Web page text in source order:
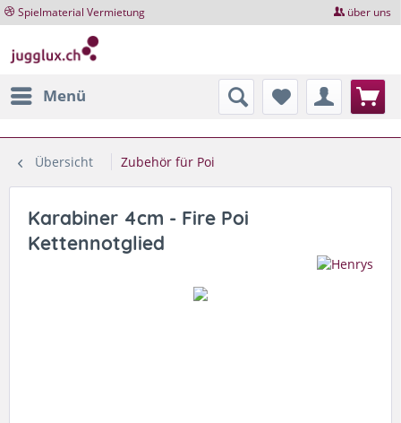
Spielmaterial Vermietung über uns
Menü
Übersicht Zubehör für Poi
Karabiner 4cm - Fire Poi
Kettennotglied